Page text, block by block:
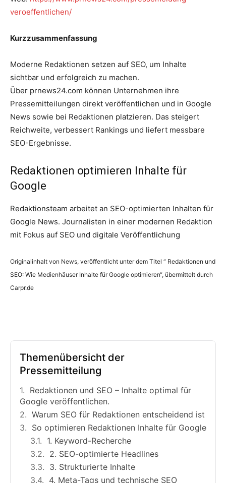
veroeffentlichen/
Kurzzusammenfassung
Moderne Redaktionen setzen auf SEO, um Inhalte
sichtbar und erfolgreich zu machen.
Über prnews24.com können Unternehmen ihre
Pressemitteilungen direkt veröffentlichen und in Google
News sowie bei Redaktionen platzieren. Das steigert
Reichweite, verbessert Rankings und liefert messbare
SEO-Ergebnisse.
Redaktionen optimieren Inhalte für
Google
Redaktionsteam arbeitet an SEO-optimierten Inhalten für
Google News. Journalisten in einer modernen Redaktion
mit Fokus auf SEO und digitale Veröffentlichung
Originalinhalt von News, veröffentlicht unter dem Titel “ Redaktionen und
SEO: Wie Medienhäuser Inhalte für Google optimieren“, übermittelt durch
Carpr.de
Themenübersicht der
Pressemitteilung
Redaktionen und SEO – Inhalte optimal für
Google veröffentlichen.
Warum SEO für Redaktionen entscheidend ist
So optimieren Redaktionen Inhalte für Google
1. Keyword-Recherche
2. SEO-optimierte Headlines
3. Strukturierte Inhalte
4. Meta-Tags und technische SEO